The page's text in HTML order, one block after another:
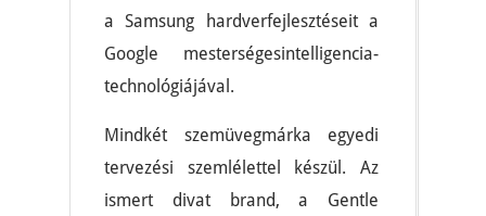
a Samsung hardverfejlesztéseit a
Google mesterségesintelligencia-
technológiájával.
Mindkét szemüvegmárka egyedi
tervezési szemlélettel készül. Az
ismert divat brand, a Gentle